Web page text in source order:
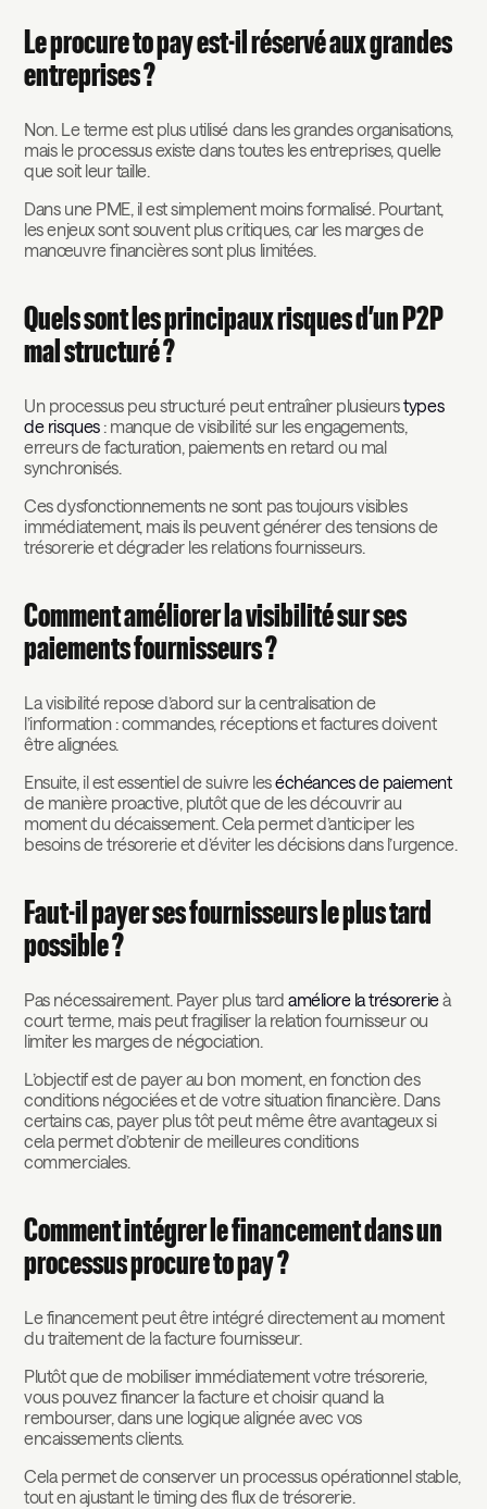
Le procure to pay est-il réservé aux grandes
entreprises ?
Non. Le terme est plus utilisé dans les grandes organisations,
mais le processus existe dans toutes les entreprises, quelle
que soit leur taille.
Dans une PME, il est simplement moins formalisé. Pourtant,
les enjeux sont souvent plus critiques, car les marges de
manœuvre financières sont plus limitées.
Quels sont les principaux risques d’un P2P
mal structuré ?
Un processus peu structuré peut entraîner plusieurstypes
de risques: manque de visibilité sur les engagements,
erreurs de facturation, paiements en retard ou mal
synchronisés.
Ces dysfonctionnements ne sont pas toujours visibles
immédiatement, mais ils peuvent générer des tensions de
trésorerie et dégrader les relations fournisseurs.
Comment améliorer la visibilité sur ses
paiements fournisseurs ?
La visibilité repose d’abord sur la centralisation de
l’information : commandes, réceptions et factures doivent
être alignées.
Ensuite, il est essentiel de suivre leséchéances de paiement
de manière proactive, plutôt que de les découvrir au
moment du décaissement. Cela permet d’anticiper les
besoins de trésorerie et d’éviter les décisions dans l’urgence.
Faut-il payer ses fournisseurs le plus tard
possible ?
Pas nécessairement. Payer plus tardaméliore la trésorerieà
court terme, mais peut fragiliser la relation fournisseur ou
limiter les marges de négociation.
L’objectif est de payer au bon moment, en fonction des
conditions négociées et de votre situation financière. Dans
certains cas, payer plus tôt peut même être avantageux si
cela permet d’obtenir de meilleures conditions
commerciales.
Comment intégrer le financement dans un
processus procure to pay ?
Le financement peut être intégré directement au moment
du traitement de la facture fournisseur.
Plutôt que de mobiliser immédiatement votre trésorerie,
vous pouvez financer la facture et choisir quand la
rembourser, dans une logique alignée avec vos
encaissements clients.
Cela permet de conserver un processus opérationnel stable,
tout en ajustant le timing des flux de trésorerie.